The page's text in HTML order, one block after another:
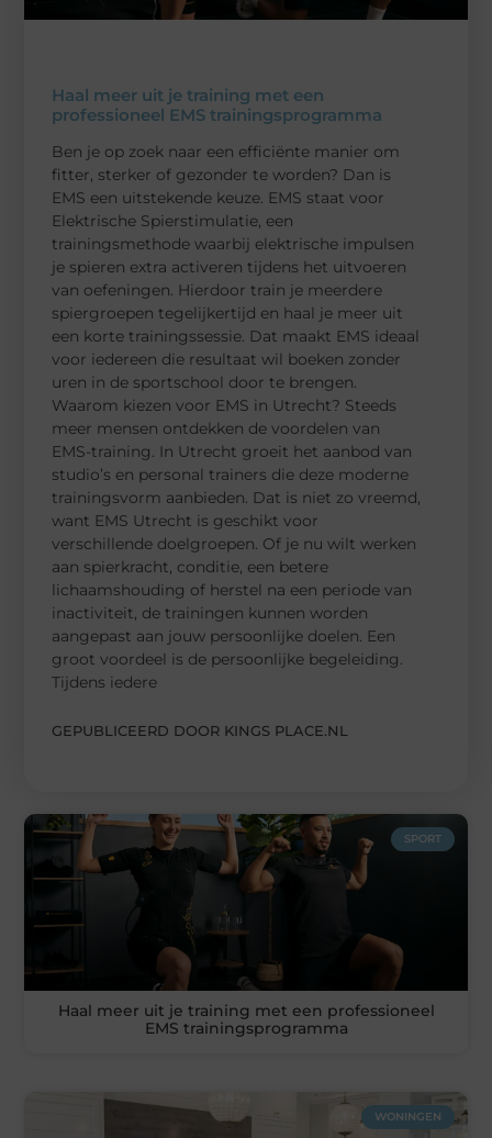
Haal meer uit je training met een
professioneel EMS trainingsprogramma
Ben je op zoek naar een efficiënte manier om
fitter, sterker of gezonder te worden? Dan is
EMS een uitstekende keuze. EMS staat voor
Elektrische Spierstimulatie, een
trainingsmethode waarbij elektrische impulsen
je spieren extra activeren tijdens het uitvoeren
van oefeningen. Hierdoor train je meerdere
spiergroepen tegelijkertijd en haal je meer uit
een korte trainingssessie. Dat maakt EMS ideaal
voor iedereen die resultaat wil boeken zonder
uren in de sportschool door te brengen.
Waarom kiezen voor EMS in Utrecht? Steeds
meer mensen ontdekken de voordelen van
EMS-training. In Utrecht groeit het aanbod van
studio’s en personal trainers die deze moderne
trainingsvorm aanbieden. Dat is niet zo vreemd,
want EMS Utrecht is geschikt voor
verschillende doelgroepen. Of je nu wilt werken
aan spierkracht, conditie, een betere
lichaamshouding of herstel na een periode van
inactiviteit, de trainingen kunnen worden
aangepast aan jouw persoonlijke doelen. Een
groot voordeel is de persoonlijke begeleiding.
Tijdens iedere
GEPUBLICEERD DOOR KINGS PLACE.NL
SPORT
Haal meer uit je training met een professioneel
EMS trainingsprogramma
WONINGEN